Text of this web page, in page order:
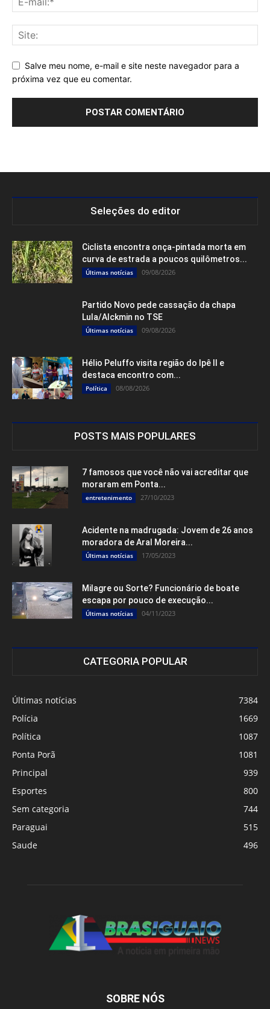
Salve meu nome, e-mail e site neste navegador para a
próxima vez que eu comentar.
Seleções do editor
Ciclista encontra onça-pintada morta em
curva de estrada a poucos quilômetros...
Últimas notícias 09/08/2026
Partido Novo pede cassação da chapa
Lula/Alckmin no TSE
Últimas notícias 09/08/2026
Hélio Peluffo visita região do Ipê II e
destaca encontro com...
Política 08/08/2026
POSTS MAIS POPULARES
7 famosos que você não vai acreditar que
moraram em Ponta...
entretenimento 27/10/2023
Acidente na madrugada: Jovem de 26 anos
moradora de Aral Moreira...
Últimas notícias 17/05/2023
Milagre ou Sorte? Funcionário de boate
escapa por pouco de execução...
Últimas notícias 04/11/2023
CATEGORIA POPULAR
Últimas notícias
7384
Polícia
1669
Política
1087
Ponta Porã
1081
Principal
939
Esportes
800
Sem categoria
744
Paraguai
515
Saude
496
SOBRE NÓS